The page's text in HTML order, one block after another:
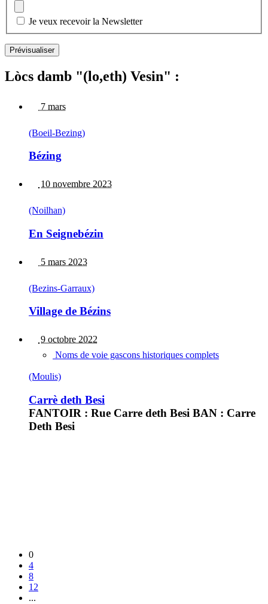
Je veux recevoir la Newsletter
Lòcs damb "(lo,eth) Vesin" :
7 mars
(Boeil-Bezing)
Bézing
10 novembre 2023
(Noilhan)
En Seignebézin
5 mars 2023
(Bezins-Garraux)
Village de Bézins
9 octobre 2022
Noms de voie gascons historiques complets
(Moulis)
Carrè deth Besi
FANTOIR : Rue Carre deth Besi BAN : Carre
Deth Besi
0
4
8
12
...